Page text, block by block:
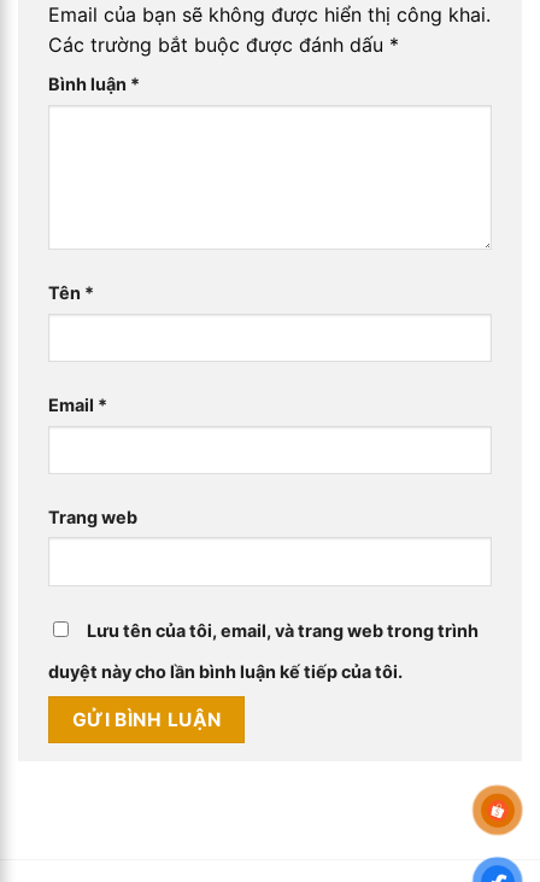
Email của bạn sẽ không được hiển thị công khai.
Các trường bắt buộc được đánh dấu *
Bình luận *
Tên *
Email *
Trang web
Lưu tên của tôi, email, và trang web trong trình
duyệt này cho lần bình luận kế tiếp của tôi.